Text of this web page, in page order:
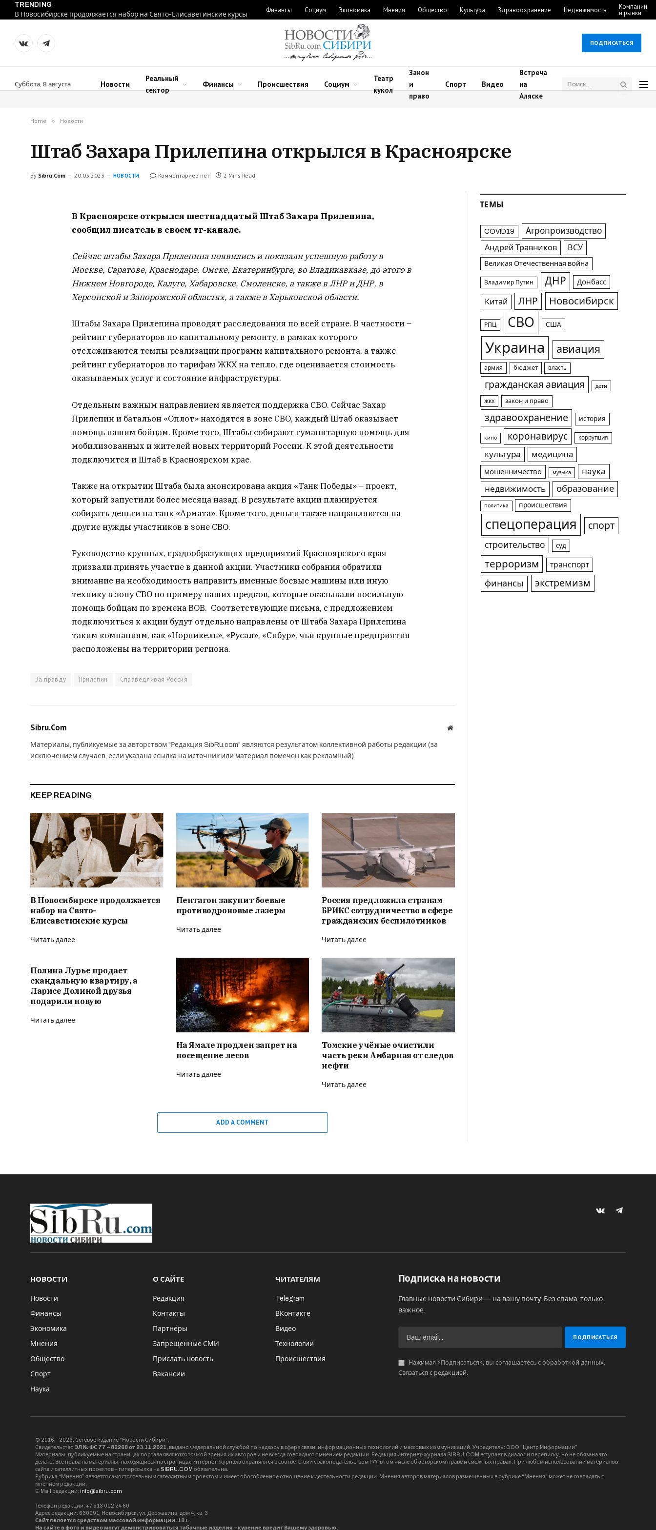
TRENDING
В Новосибирске продолжается набор на Свято-Елисаветинские курсы
Финансы Социум Экономика Мнения Общество Культура Здравоохранение Недвижимость Компании
и рынки
VKontakteTelegram
ПОДПИСАТЬСЯ
Суббота, 8 августа Новости
Реальный
сектор
Финансы Происшествия Социум
Театр
кукол
Закон
и
право
Спорт Видео
Встреча
на
Аляске
Home » Новости
Штаб Захара Прилепина открылся в Красноярске
By Sibru.Com 20.03.2023 НОВОСТИ Комментариев нет 2 Mins Read
В Красноярске открылся шестнадцатый Штаб Захара Прилепина,
сообщил писатель в своем тг-канале.
Cейчас штабы Захара Прилепина появились и показали успешную работу в
Москве, Саратове, Краснодаре, Омске, Екатеринбурге, во Владикавказе, до этого в
Нижнем Новгороде, Калуге, Хабаровске, Смоленске, а также в ЛНР и ДНР, в
Херсонской и Запорожской областях, а также в Харьковской области.
Штабы Захара Прилепина проводят расследования по всей стране. В частности –
рейтинг губернаторов по капитальному ремонту, в рамках которого
отслеживаются темпы реализации программ капитального ремонта, а также
рейтинг губернаторов по тарифам ЖКХ на тепло, где оценивается стоимость
оказываемых услуг и состояние инфраструктуры.
Отдельным важным направлением является поддержка СВО. Сейчас Захар
Прилепин и батальон «Оплот» находятся в зоне СВО, каждый Штаб оказывает
помощь нашим бойцам. Кроме того, Штабы собирают гуманитарную помощь для
мобилизованных и жителей новых территорий России. К этой деятельности
подключится и Штаб в Красноярском крае.
Также на открытии Штаба была анонсирована акция «Танк Победы» – проект,
который запустили более месяца назад. В результате акции планируется
собирать деньги на танк «Армата». Кроме того, деньги также направляются на
другие нужды участников в зоне СВО.
Руководство крупных, градообразующих предприятий Красноярского края
призвали принять участие в данной акции. Участники собрания обратили
внимание на необходимость направить именные боевые машины или иную
технику в зону СВО по примеру наших предков, которые оказывали посильную
помощь бойцам по времена ВОВ. Соответствующие письма, с предложением
подключиться к акции будут отдельно направлены от Штаба Захара Прилепина
таким компаниям, как «Норникель», «Русал», «Сибур», чьи крупные предприятия
расположены на территории региона.
За правду Прилепин Справедливая Россия
Sibru.Com Website
Материалы, публикуемые за авторством "Редакция SibRu.com" являются результатом коллективной работы редакции (за
исключением случаев, если указана ссылка на источник или материал помечен как рекламный).
KEEP READING
В Новосибирске продолжается
набор на Свято-
Елисаветинские курсы
Читать далее
Пентагон закупит боевые
противодроновые лазеры
Читать далее
Россия предложила странам
БРИКС сотрудничество в сфере
гражданских беспилотников
Читать далее
Полина Лурье продает
скандальную квартиру, а
Ларисе Долиной друзья
подарили новую
Читать далее
На Ямале продлен запрет на
посещение лесов
Читать далее
Томские учёные очистили
часть реки Амбарная от следов
нефти
Читать далее
ADD A COMMENT
ТЕМЫ
COVID19 Агропроизводство
Андрей Травников ВСУ
Великая Отечественная война
Владимир Путин ДНР Донбасс
Китай ЛНР Новосибирск
РПЦ СВО США
Украина авиация
армия бюджет власть
гражданская авиация дети
жкх закон и право
здравоохранение история
кино коронавирус коррупция
культура медицина
мошенничество музыка
наука
недвижимость
образование
политика происшествия
спецоперация спорт
строительство суд
терроризм транспорт
финансы экстремизм
VKontakteTelegram
НОВОСТИ
Новости
Финансы
Экономика
Мнения
Общество
Спорт
Наука
О САЙТЕ
Редакция
Контакты
Партнёры
Запрещённые СМИ
Прислать новость
Вакансии
ЧИТАТЕЛЯМ
Telegram
ВКонтакте
Видео
Технологии
Происшествия
Подписка на новости
Главные новости Сибири — на вашу почту. Без спама, только
важное.
Нажимая «Подписаться», вы соглашаетесь с обработкой данных.
Связаться с редакцией.
© 2016 – 2026, Сетевое издание “Новости Сибири”.
Свидетельство ЭЛ № ФС 77 – 82268 от 23.11.2021, выдано Федеральной службой по надзору в сфере связи, информационных технологий и массовых коммуникаций. Учредитель: ООО “Центр Информации”
Материалы, публикуемые на страницах портала являются точкой зрения их авторов и не всегда совпадают с мнением редакции. Редакция интернет-журнала SIBRU.COM вступает в диалог и переписку, но не обязана это
делать. Все права на материалы, находящиеся на страницах интернет-журнала охраняются в соответствии с законодательством РФ, в том числе об авторском праве и смежных правах. При любом использовании материалов
сайта и сателлитных проектов – гиперссылка на SIBRU.COM обязательна.
Рубрика “Мнения” является самостоятельным сателлитным проектом и имеет обособленное отношение к деятельности редакции. Мнения авторов материалов размещенных в рубрике “Мнения” может не совпадать с
мнением редакции.
E-Mail редакции: info@sibru.com
Телефон редакции: +7 913 002 24 80
Адрес редакции: 630091, Новосибирск, ул. Державина, дом 4, кв. 3
Сайт является средством массовой информации. 18+.
На сайте в фото и видео могут демонстрироваться табачные изделия – курение вредит Вашему здоровью.